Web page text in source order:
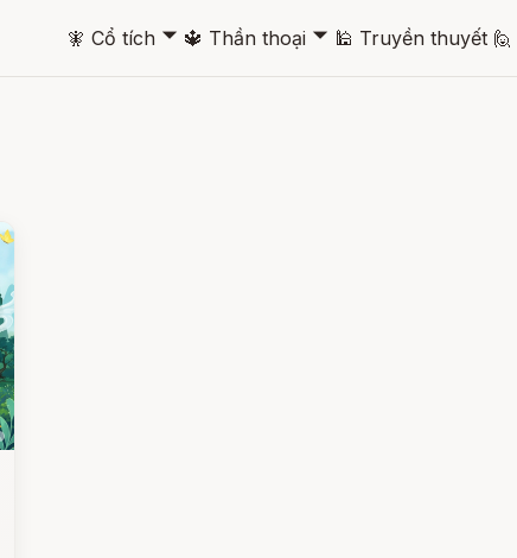
🧚 Cổ tích 🞃 🔱 Thần thoại 🞃 🕌 Truyền thuyết 🙋